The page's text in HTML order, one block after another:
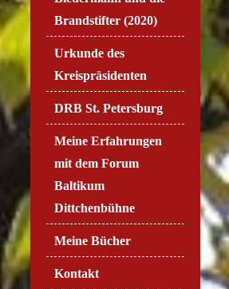
Brandstifter (2020)
Urkunde des
Kreispräsidenten
DRB St. Petersburg
Meine Erfahrungen
mit dem Forum
Baltikum
Dittchenbühne
Meine Bücher
Kontakt